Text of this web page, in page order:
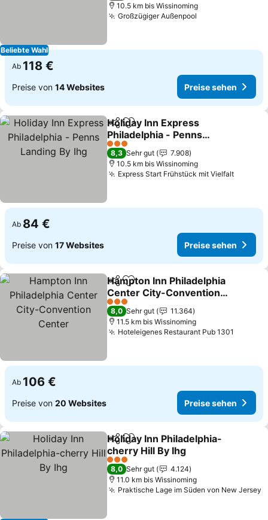
Beliebte Wahl
10.5 km bis Wissinoming
Großzügiger Außenpool
Ab 118 €
Preise von 14 Websites Preise sehen
TeilenZu Favoriten hinzufügen
Holiday Inn Express
Philadelphia - Penns
Landing By Ihg
3 Sterne
8,3 Sehr gut
7.908
10.5 km bis Wissinoming
Express Start Frühstück mit Vielfalt
Ab 84 €
Preise von 17 Websites Preise sehen
TeilenZu Favoriten hinzufügen
Hampton Inn Philadelphia
Center City-Convention
Center
3 Sterne
8,0 Sehr gut
11.364
11.5 km bis Wissinoming
Hoteleigenes Restaurant Pub 1301
Ab 106 €
Preise von 20 Websites Preise sehen
TeilenZu Favoriten hinzufügen
Holiday Inn Philadelphia-
cherry Hill By Ihg
3 Sterne
8,0 Sehr gut
4.124
11.0 km bis Wissinoming
Praktische Lage im Süden von New Jersey